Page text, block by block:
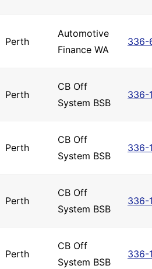
Perth
Automotive
Finance WA
336-
Perth
CB Off
System BSB
336-
Perth
CB Off
System BSB
336-
Perth
CB Off
System BSB
336-
Perth
CB Off
System BSB
336-